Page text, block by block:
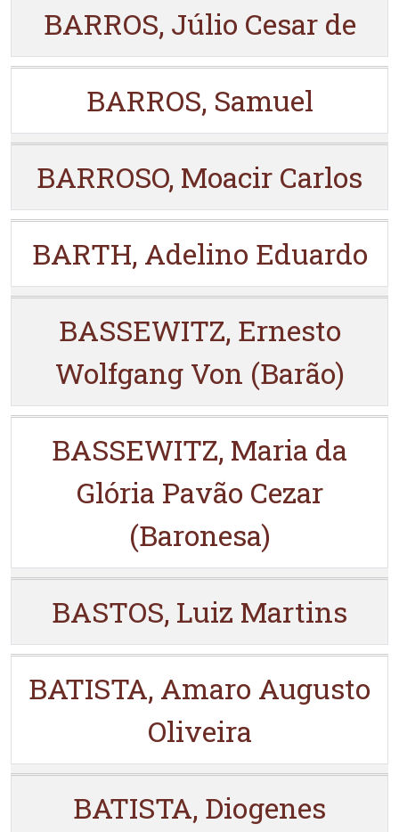
BARROS, Júlio Cesar de
BARROS, Samuel
BARROSO, Moacir Carlos
BARTH, Adelino Eduardo
BASSEWITZ, Ernesto
Wolfgang Von (Barão)
BASSEWITZ, Maria da
Glória Pavão Cezar
(Baronesa)
BASTOS, Luiz Martins
BATISTA, Amaro Augusto
Oliveira
BATISTA, Diogenes